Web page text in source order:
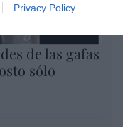
Privacy Policy
de las gafas
sólo